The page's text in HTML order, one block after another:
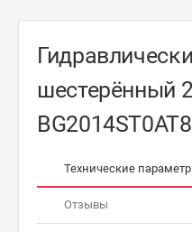
шестерённый
Технические
Отзывы